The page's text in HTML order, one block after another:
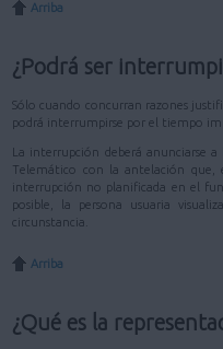
Arriba
¿Podrá ser
Sólo cuando concurran razones
podrá interrumpirse por el tiempo
La interrupción deberá anunciarse a
Telemático con la antelación que,
interrupción no planificada en el
posible, la persona usuaria
circunstancia.
Arriba
¿Qué es la